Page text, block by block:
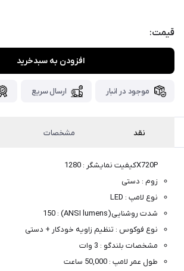
پست،جهت
دریافت
۴۸ساعت
سفارش،واتساپ
پیام
بگذارید.
ممنون
از
صبر
و
قیمت:
افزودن به سبدخرید
موجود در انبار ارسال سریع
نقد مشخصات
کیفیت نمایشگر : 1280X720P
زوم : دستی
نوع لامپ : LED
شدت روشنایی(ANSI lumens) : 150
نوع فوکوس : تنظیم زاویه خودکار + دستی
مشخصات بلندگو : 3 وات
طول عمر لامپ : 50,000 ساعت